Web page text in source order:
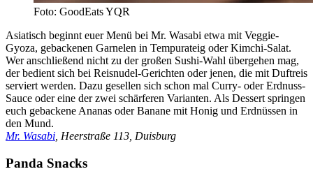
Foto: GoodEats YQR
Asiatisch beginnt euer Menü bei Mr. Wasabi etwa mit Veggie-
Gyoza, gebackenen Garnelen in Tempurateig oder Kimchi-Salat.
Wer anschließend nicht zu der großen Sushi-Wahl übergehen mag,
der bedient sich bei Reisnudel-Gerichten oder jenen, die mit Duftreis
serviert werden. Dazu gesellen sich schon mal Curry- oder Erdnuss-
Sauce oder eine der zwei schärferen Varianten. Als Dessert springen
euch gebackene Ananas oder Banane mit Honig und Erdnüssen in
den Mund.
Mr. Wasabi , Heerstraße 113, Duisburg
Panda Snacks